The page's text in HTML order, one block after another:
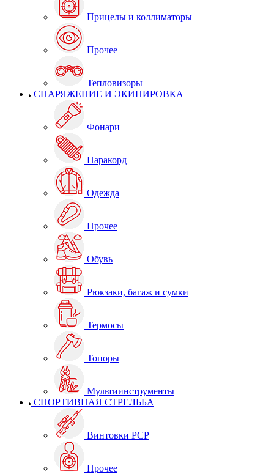
Прицелы и коллиматоры
Прочее
Тепловизоры
СНАРЯЖЕНИЕ И ЭКИПИРОВКА
Фонари
Паракорд
Одежда
Прочее
Обувь
Рюкзаки, багаж и сумки
Термосы
Топоры
Мультиинструменты
СПОРТИВНАЯ СТРЕЛЬБА
Винтовки PCP
Прочее